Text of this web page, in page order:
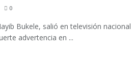
0
Bukele, salió en televisión nacional
advertencia en ...